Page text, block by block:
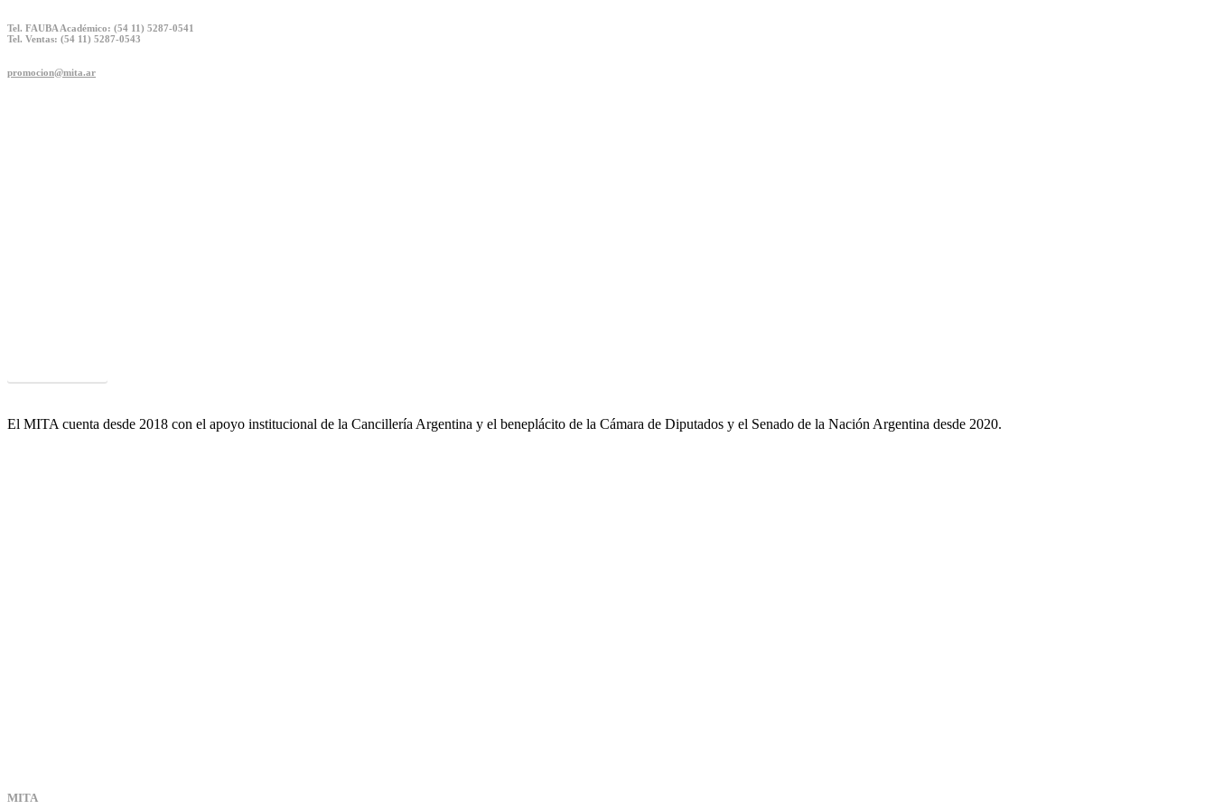
Tel. FAUBA Académico: (54 11) 5287-0541
Tel. Ventas: (54 11) 5287-0543
promocion@mita.ar
El MITA cuenta desde 2018 con el apoyo institucional de la Cancillería Argentina y el beneplácito de la Cámara de Diputados y el Senado de la Nación Argentina desde 2020.
MITA